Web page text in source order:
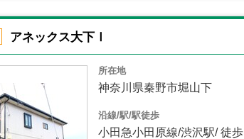
アネックス大下Ⅰ
所在地
神奈川県秦野市堀山下
沿線/駅/駅徒歩
小田急小田原線/渋沢駅/ 徒歩